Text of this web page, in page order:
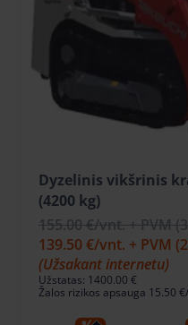
Dyzelinis vikšrinis
(4200 kg)
155.00 €/vnt. + PVM
139.50 €/vnt. + PVM
(Užsakant internetu)
Užstatas: 1400.00 €
Žalos rizikos apsauga 15.50